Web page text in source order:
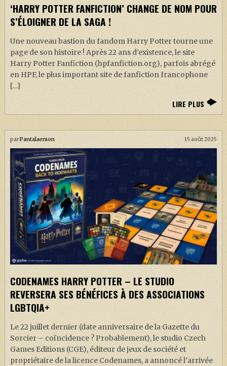
‘HARRY POTTER FANFICTION’ CHANGE DE NOM POUR
S’ÉLOIGNER DE LA SAGA !
Une nouveau bastion du fandom Harry Potter tourne une
page de son histoire ! Après 22 ans d’existence, le site
Harry Potter Fanfiction (hpfanfiction.org), parfois abrégé
en HPF, le plus important site de fanfiction francophone
[…]
LIRE PLUS
parPantalaemon 15 août 2025
CODENAMES HARRY POTTER – LE STUDIO
REVERSERA SES BÉNÉFICES À DES ASSOCIATIONS
LGBTQIA+
Le 22 juillet dernier (date anniversaire de la Gazette du
Sorcier – coïncidence ? Probablement), le studio Czech
Games Editions (CGE), éditeur de jeux de société et
propriétaire de la licence Codenames, a annoncé l’arrivée